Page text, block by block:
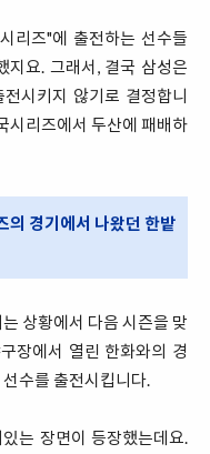
리즈"에 출전하는 선수들
지요. 그래서, 결국 삼성은
시키지 않기로 결정합니
시리즈에서 두산에 패배하
의 경기에서 나왔던 한밭
상황에서 다음 시즌을 맞
장에서 열린 한화와의 경
수를 출전시킵니다.
는 장면이 등장했는데요.